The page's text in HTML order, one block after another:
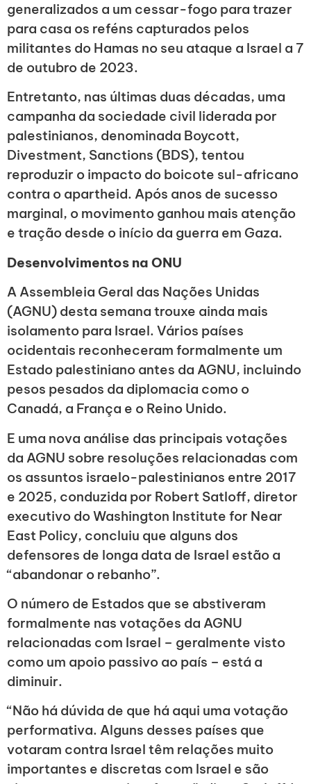
generalizados a um cessar-fogo para trazer
para casa os reféns capturados pelos
militantes do Hamas no seu ataque a Israel a 7
de outubro de 2023.
Entretanto, nas últimas duas décadas, uma
campanha da sociedade civil liderada por
palestinianos, denominada Boycott,
Divestment, Sanctions (BDS), tentou
reproduzir o impacto do boicote sul-africano
contra o apartheid. Após anos de sucesso
marginal, o movimento ganhou mais atenção
e tração desde o início da guerra em Gaza.
Desenvolvimentos na ONU
A Assembleia Geral das Nações Unidas
(AGNU) desta semana trouxe ainda mais
isolamento para Israel. Vários países
ocidentais reconheceram formalmente um
Estado palestiniano antes da AGNU, incluindo
pesos pesados da diplomacia como o
Canadá, a França e o Reino Unido.
E uma nova análise das principais votações
da AGNU sobre resoluções relacionadas com
os assuntos israelo-palestinianos entre 2017
e 2025, conduzida por Robert Satloff, diretor
executivo do Washington Institute for Near
East Policy, concluiu que alguns dos
defensores de longa data de Israel estão a
“abandonar o rebanho”.
O número de Estados que se abstiveram
formalmente nas votações da AGNU
relacionadas com Israel – geralmente visto
como um apoio passivo ao país – está a
diminuir.
“Não há dúvida de que há aqui uma votação
performativa. Alguns desses países que
votaram contra Israel têm relações muito
importantes e discretas com Israel e são